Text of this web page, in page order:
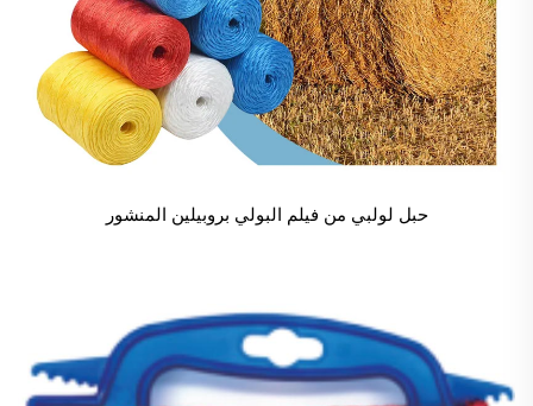
حبل لولبي من فيلم البولي بروبيلين المنشور